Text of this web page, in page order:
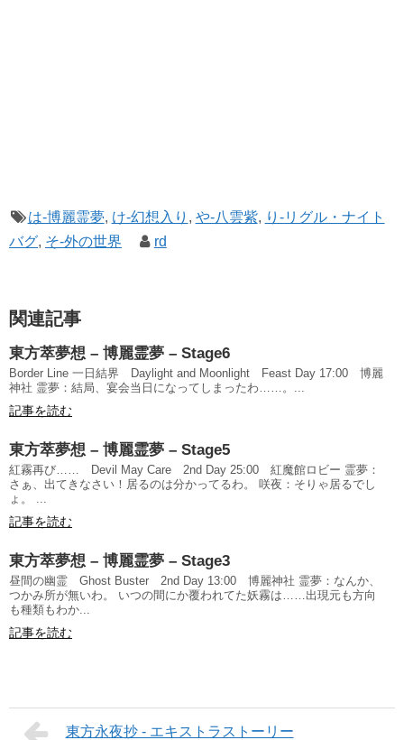
は-博麗霊夢, け-幻想入り , や-八雲紫, り-リグル・ナイト
バグ, そ-外の世界 rd
関連記事
東方萃夢想 – 博麗霊夢 – Stage6
Border Line 一日結界 Daylight and Moonlight Feast Day 17:00 博麗
神社 霊夢：結局、宴会当日になってしまったわ……。...
記事を読む
東方萃夢想 – 博麗霊夢 – Stage5
紅霧再び…… Devil May Care 2nd Day 25:00 紅魔館ロビー 霊夢：
さぁ、出てきなさい！居るのは分かってるわ。 咲夜：そりゃ居るでし
ょ。 ...
記事を読む
東方萃夢想 – 博麗霊夢 – Stage3
昼間の幽霊 Ghost Buster 2nd Day 13:00 博麗神社 霊夢：なんか、
つかみ所が無いわ。 いつの間にか覆われてた妖霧は……出現元も方向
も種類もわか...
記事を読む
東方永夜抄 - エキストラストーリー